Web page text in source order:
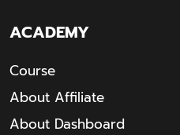
ACADEMY
Course
About Affiliate
About Dashboard